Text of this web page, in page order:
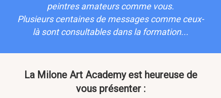
peintres amateurs comme vous.
Plusieurs centaines de messages comme ceux-
là sont consultables dans la formation...
La Milone Art Academy est heureuse de
vous présenter :